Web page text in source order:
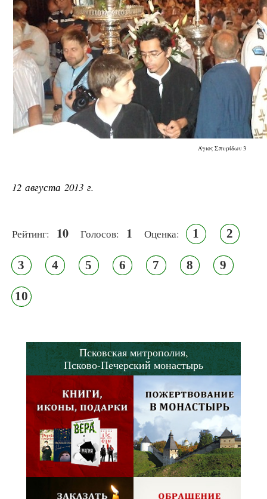
Άγιος Σπυρίδων 3
12 августа 2013 г.
Рейтинг: 10 Голосов: 1 Оценка: 1 2
3 4 5 6 7 8 9
10
Псковская митрополия,
Псково-Печерский монастырь